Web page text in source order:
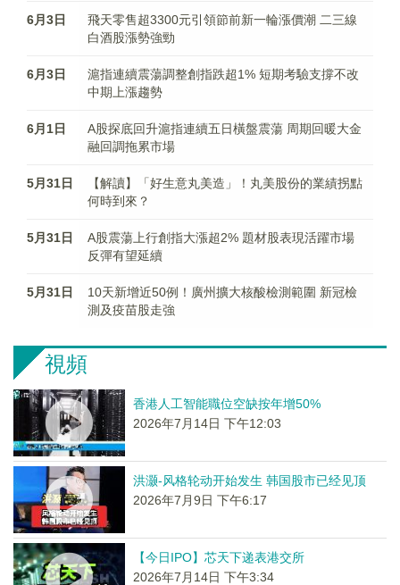
6月3日
飛天零售超3300元引領節前新一輪漲價潮 二三線
白酒股漲勢強勁
6月3日
滬指連續震蕩調整創指跌超1% 短期考驗支撐不改
中期上漲趨勢
6月1日
A股探底回升滬指連續五日橫盤震蕩 周期回暖大金
融回調拖累市場
5月31日
【解讀】「好生意丸美造」！丸美股份的業績拐點
何時到來？
5月31日
A股震蕩上行創指大漲超2% 題材股表現活躍市場
反彈有望延續
5月31日
10天新增近50例！廣州擴大核酸檢測範圍 新冠檢
測及疫苗股走強
視頻
香港人工智能職位空缺按年增50%
2026年7月14日 下午12:03
洪灏-风格轮动开始发生 韩国股市已经见顶
2026年7月9日 下午6:17
【今日IPO】芯天下递表港交所
2026年7月14日 下午3:34